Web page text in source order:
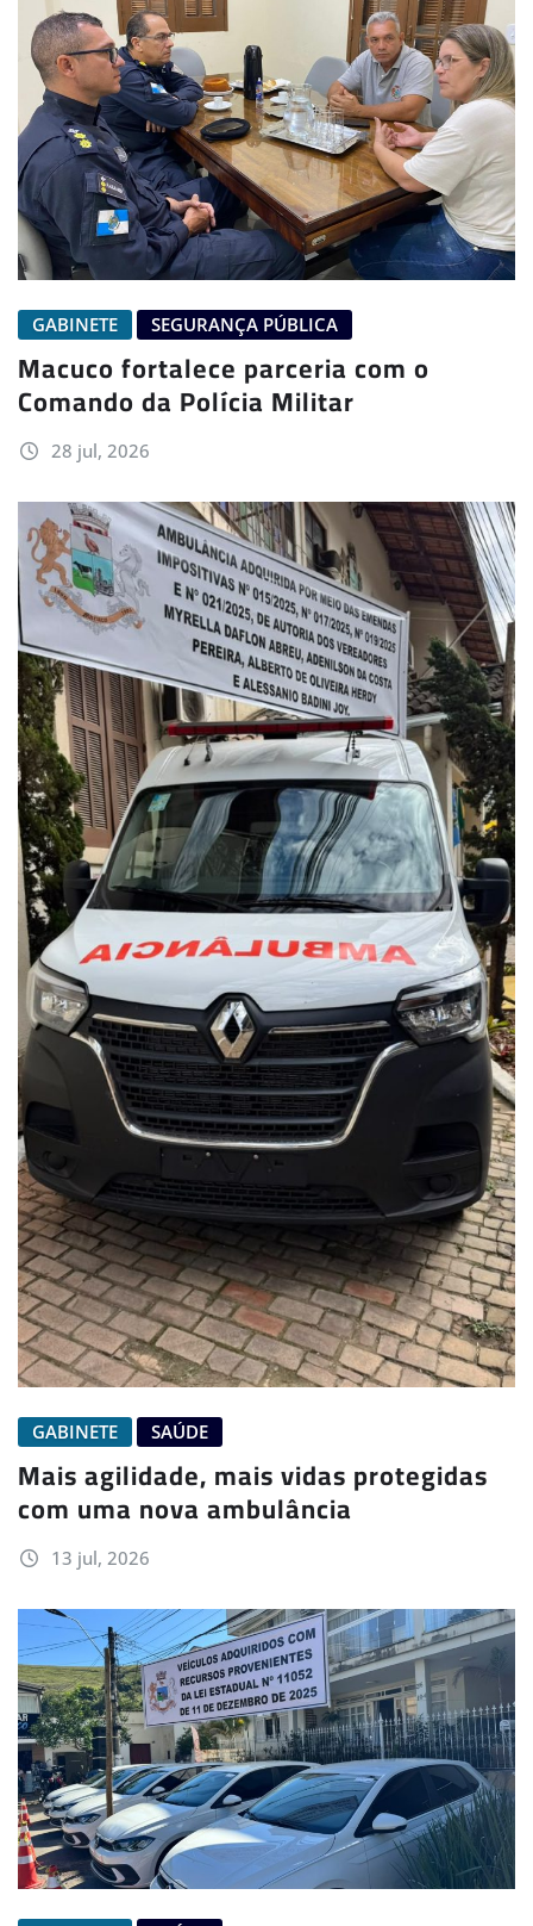
GABINETE SEGURANÇA PÚBLICA
Macuco fortalece parceria com o
Comando da Polícia Militar
28 jul, 2026
GABINETE SAÚDE
Mais agilidade, mais vidas protegidas
com uma nova ambulância
13 jul, 2026